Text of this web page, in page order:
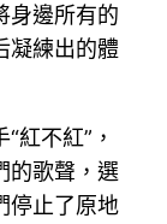
身邊所有的
凝練出的體
紅不紅”，
的歌聲，選
停止了原地